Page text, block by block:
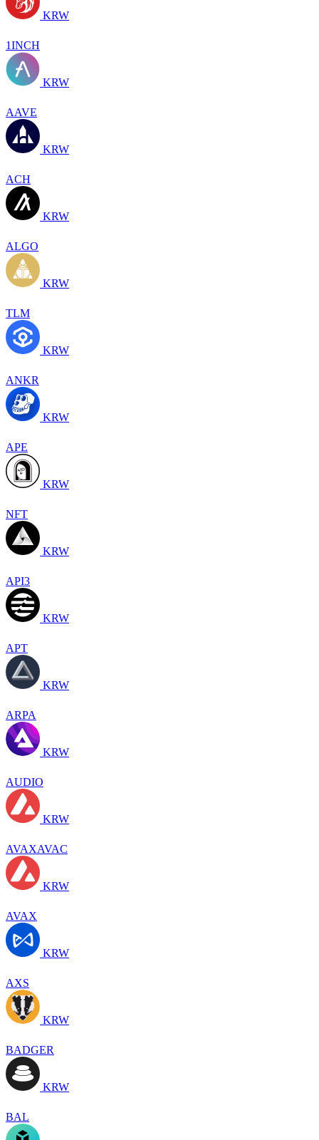
KRW
1INCH
KRW
AAVE
KRW
ACH
KRW
ALGO
KRW
TLM
KRW
ANKR
KRW
APE
KRW
NFT
KRW
API3
KRW
APT
KRW
ARPA
KRW
AUDIO
KRW
AVAXAVAC
KRW
AVAX
KRW
AXS
KRW
BADGER
KRW
BAL